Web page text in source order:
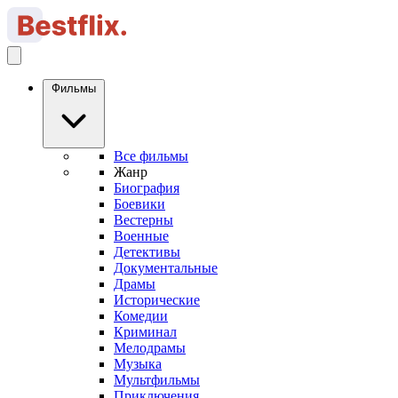
Фильмы
Все фильмы
Жанр
Биография
Боевики
Вестерны
Военные
Детективы
Документальные
Драмы
Исторические
Комедии
Криминал
Мелодрамы
Музыка
Мультфильмы